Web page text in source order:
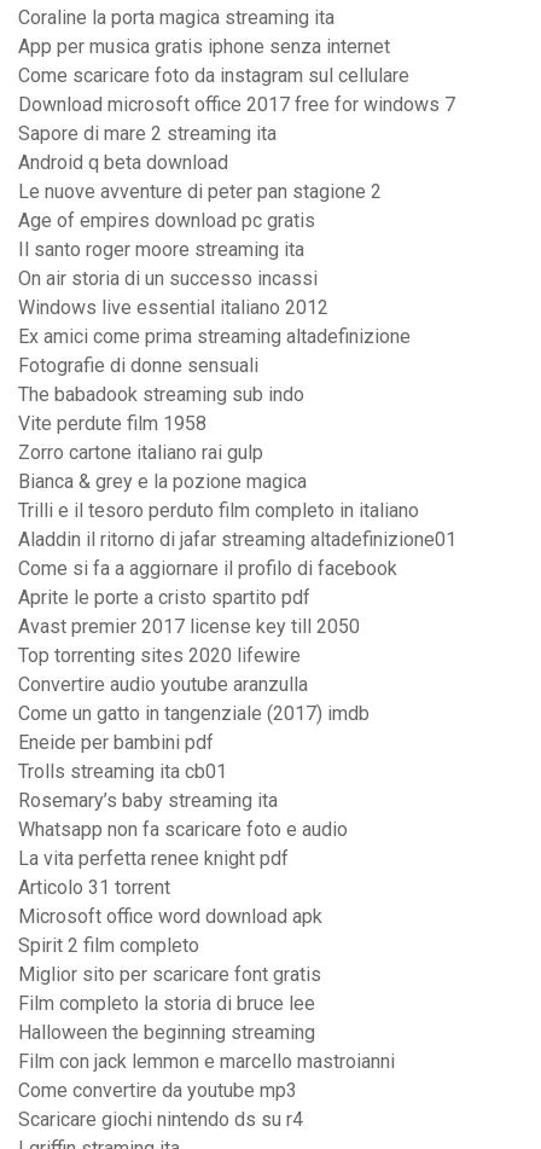
Coraline la porta magica streaming ita
App per musica gratis iphone senza internet
Come scaricare foto da instagram sul cellulare
Download microsoft office 2017 free for windows 7
Sapore di mare 2 streaming ita
Android q beta download
Le nuove avventure di peter pan stagione 2
Age of empires download pc gratis
Il santo roger moore streaming ita
On air storia di un successo incassi
Windows live essential italiano 2012
Ex amici come prima streaming altadefinizione
Fotografie di donne sensuali
The babadook streaming sub indo
Vite perdute film 1958
Zorro cartone italiano rai gulp
Bianca & grey e la pozione magica
Trilli e il tesoro perduto film completo in italiano
Aladdin il ritorno di jafar streaming altadefinizione01
Come si fa a aggiornare il profilo di facebook
Aprite le porte a cristo spartito pdf
Avast premier 2017 license key till 2050
Top torrenting sites 2020 lifewire
Convertire audio youtube aranzulla
Come un gatto in tangenziale (2017) imdb
Eneide per bambini pdf
Trolls streaming ita cb01
Rosemary’s baby streaming ita
Whatsapp non fa scaricare foto e audio
La vita perfetta renee knight pdf
Articolo 31 torrent
Microsoft office word download apk
Spirit 2 film completo
Miglior sito per scaricare font gratis
Film completo la storia di bruce lee
Halloween the beginning streaming
Film con jack lemmon e marcello mastroianni
Come convertire da youtube mp3
Scaricare giochi nintendo ds su r4